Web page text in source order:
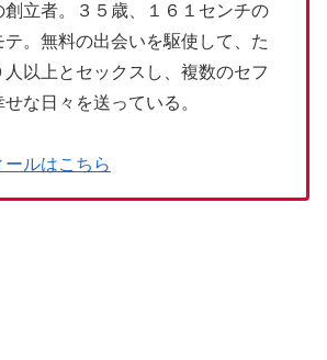
創立者。３５歳、１６１センチの
。無料の出会いを駆使して、た
人以上とセックスし、複数のセフ
な日々を送っている。
ルはこちら